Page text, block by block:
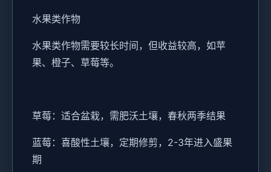
水果类作物
水果类作物需要较长时间，但收益较高，如苹
果、橙子、草莓等。
草莓：适合盆栽，需肥沃土壤，春秋两季结果
蓝莓：喜酸性土壤，定期修剪，2-3年进入盛果
期